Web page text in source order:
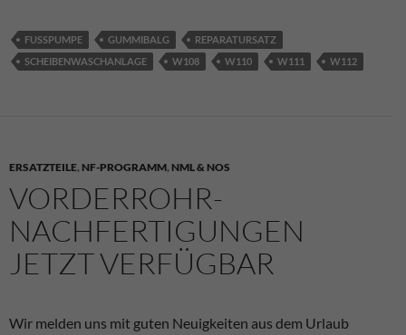
FUSSPUMPE GUMMIBALG
REPARATURSATZ
SCHEIBENWASCHANLAGE
W108 W110 W111 W112
ERSATZTEILE, NF-PROGRAMM, NML & NOS
VORDERROHR-
NACHFERTIGUNGEN
JETZT VERFÜGBAR
Wir melden uns mit guten Neuigkeiten aus dem Urlaub